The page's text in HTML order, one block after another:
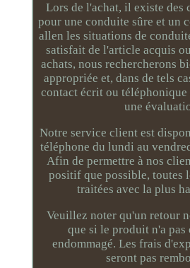
Lors de l'achat, il existe des
pour une conduite sûre et un
allen les situations de
satisfait de l'article acquis
achats, nous rechercherons
appropriée et, dans de tels
contact écrit ou téléphonique
une
Notre service client est
téléphone du lundi au
Afin de permettre à nos
positif que possible, toutes
traitées avec la plus
Veuillez noter qu'un retour
que si le produit n'a pas
endommagé. Les frais
seront pas